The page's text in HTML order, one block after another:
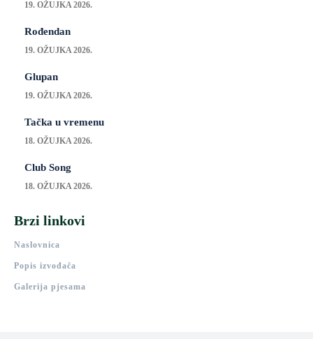
19. OŽUJKA 2026.
Rođendan
19. OŽUJKA 2026.
Glupan
19. OŽUJKA 2026.
Tačka u vremenu
18. OŽUJKA 2026.
Club Song
18. OŽUJKA 2026.
Brzi linkovi
Naslovnica
Popis izvođača
Galerija pjesama